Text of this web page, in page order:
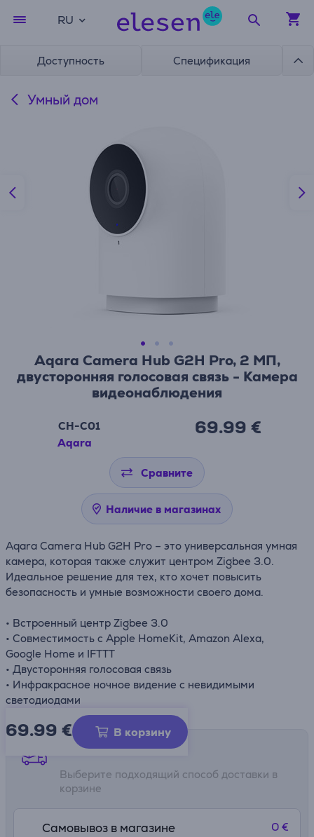
RU
Доступность Спецификация
Умный дом
Aqara Camera Hub G2H Pro, 2 МП,
двусторонняя голосовая связь - Камера
видеонаблюдения
CH-C01
Aqara
69.99 €
Сравните
Наличие в магазинах
Aqara Camera Hub G2H Pro – это универсальная умная
камера, которая также служит центром Zigbee 3.0.
Идеальное решение для тех, кто хочет повысить
безопасность и умные возможности своего дома.
• Встроенный центр Zigbee 3.0
• Совместимость с Apple HomeKit, Amazon Alexa,
Google Home и IFTTT
• Двусторонняя голосовая связь
• Инфракрасное ночное видение с невидимыми
светодиодами
69.99 € В корзину
Способы доставки
Выберите подходящий способ доставки в
корзине
Самовывоз в магазине
0 €